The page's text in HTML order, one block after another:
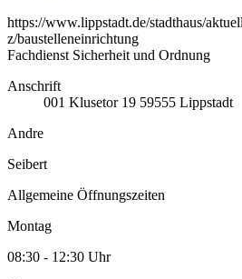
https://www.lippstadt.de/stadthaus/
z/baustelleneinrichtung
Fachdienst Sicherheit und Ordnung
Anschrift
001 Klusetor 19 59555 Lippstadt
Andre
Seibert
Allgemeine Öffnungszeiten
Montag
08:30 - 12:30 Uhr